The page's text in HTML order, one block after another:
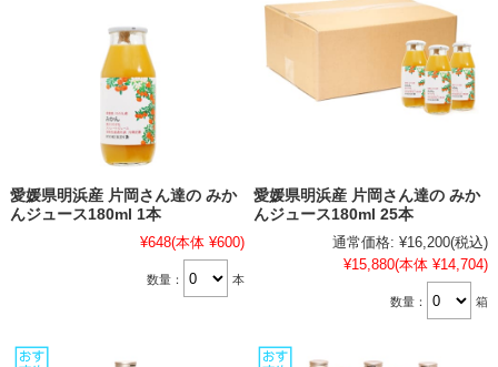
愛媛県明浜産 片岡さん達の みか
んジュース180ml 1本
¥648(本体 ¥600)
数量： 本
愛媛県明浜産 片岡さん達の みか
んジュース180ml 25本
通常価格: ¥16,200(税込)
¥15,880(本体 ¥14,704)
数量： 箱